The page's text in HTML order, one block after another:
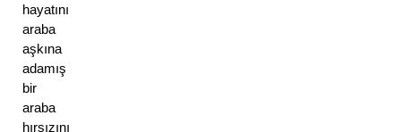
hayatını
araba
aşkına
adamış
bir
araba
hırsızını